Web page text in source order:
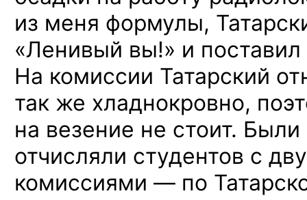
из меня формулы,
«Ленивый вы!» и поставил
На комиссии Татарский
так же хладнокровно,
на везение не стоит. Были
отчисляли студентов с
комиссиями — по